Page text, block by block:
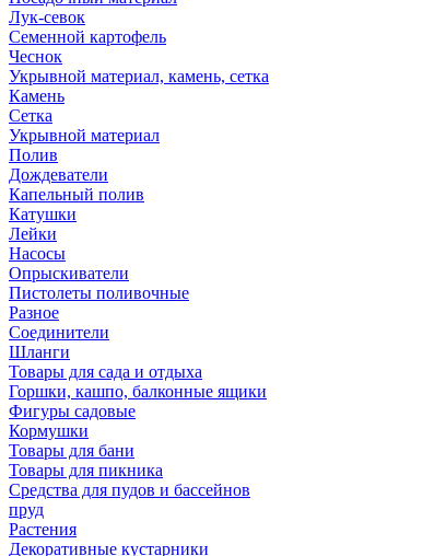
Лук-севок
Семенной картофель
Чеснок
Укрывной материал, камень, сетка
Камень
Сетка
Укрывной материал
Полив
Дождеватели
Капельный полив
Катушки
Лейки
Насосы
Опрыскиватели
Пистолеты поливочные
Разное
Соединители
Шланги
Товары для сада и отдыха
Горшки, кашпо, балконные ящики
Фигуры садовые
Кормушки
Товары для бани
Товары для пикника
Средства для пудов и бассейнов
пруд
Растения
Декоративные кустарники